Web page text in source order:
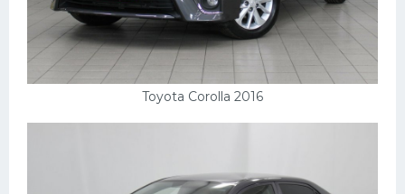
Toyota Corolla 2016
Подводные лодки
Митсубиси
Киа